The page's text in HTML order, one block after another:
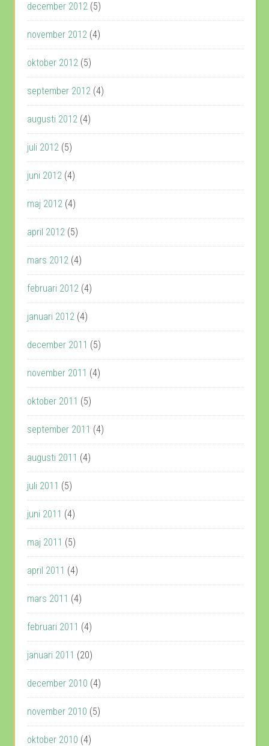
december 2012 (5)
november 2012 (4)
oktober 2012 (5)
september 2012 (4)
augusti 2012 (4)
juli 2012 (5)
juni 2012 (4)
maj 2012 (4)
april 2012 (5)
mars 2012 (4)
februari 2012 (4)
januari 2012 (4)
december 2011 (5)
november 2011 (4)
oktober 2011 (5)
september 2011 (4)
augusti 2011 (4)
juli 2011 (5)
juni 2011 (4)
maj 2011 (5)
april 2011 (4)
mars 2011 (4)
februari 2011 (4)
januari 2011 (20)
december 2010 (4)
november 2010 (5)
oktober 2010 (4)